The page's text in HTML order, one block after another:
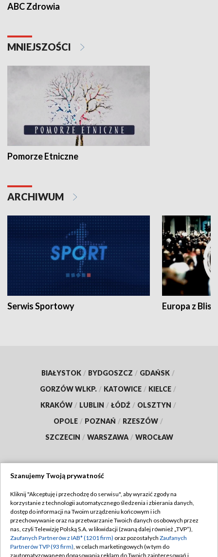
ABC Zdrowia
MNIEJSZOŚCI
Pomorze Etniczne
ARCHIWUM
Serwis Sportowy Europa z
BIAŁYSTOK / BYDGOSZCZ / GDAŃSK /
GORZÓW WLKP. / KATOWICE / KIELCE /
KRAKÓW / LUBLIN / ŁÓDŹ / OLSZTYN /
OPOLE / POZNAŃ / RZESZÓW /
SZCZECIN / WARSZAWA / WROCŁAW
TVP
Abonament TVP
Emisja w TVP
Centrum informacji TVP
Regulamin TVP
Polityka prywatności
Moje zgody
Szanujemy Twoją prywatność
Kliknij "Akceptuję i przechodzę do serwisu", aby wyrazić zgody na
korzystanie z technologii automatycznego śledzenia i zbierania danych,
dostęp do informacji na Twoim urządzeniu końcowym i ich
przechowywanie oraz na przetwarzanie Twoich danych osobowych przez
nas, czyli Telewizję Polską S.A. w likwidacji (zwaną dalej również „TVP”),
Zaufanych Partnerów z IAB* (1201 firm) oraz pozostałych Zaufanych
Partnerów TVP (93 firm), w celach marketingowych (w tym do
zautomatyzowanego dopasowania reklam do Twoich zainteresowań i